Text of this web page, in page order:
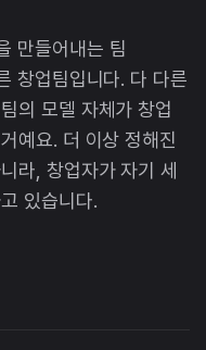
만들어내는 팀
창업팀입니다. 다 다른
의 모델 자체가 창업
예요. 더 이상 정해진
라, 창업자가 자기 세
있습니다.